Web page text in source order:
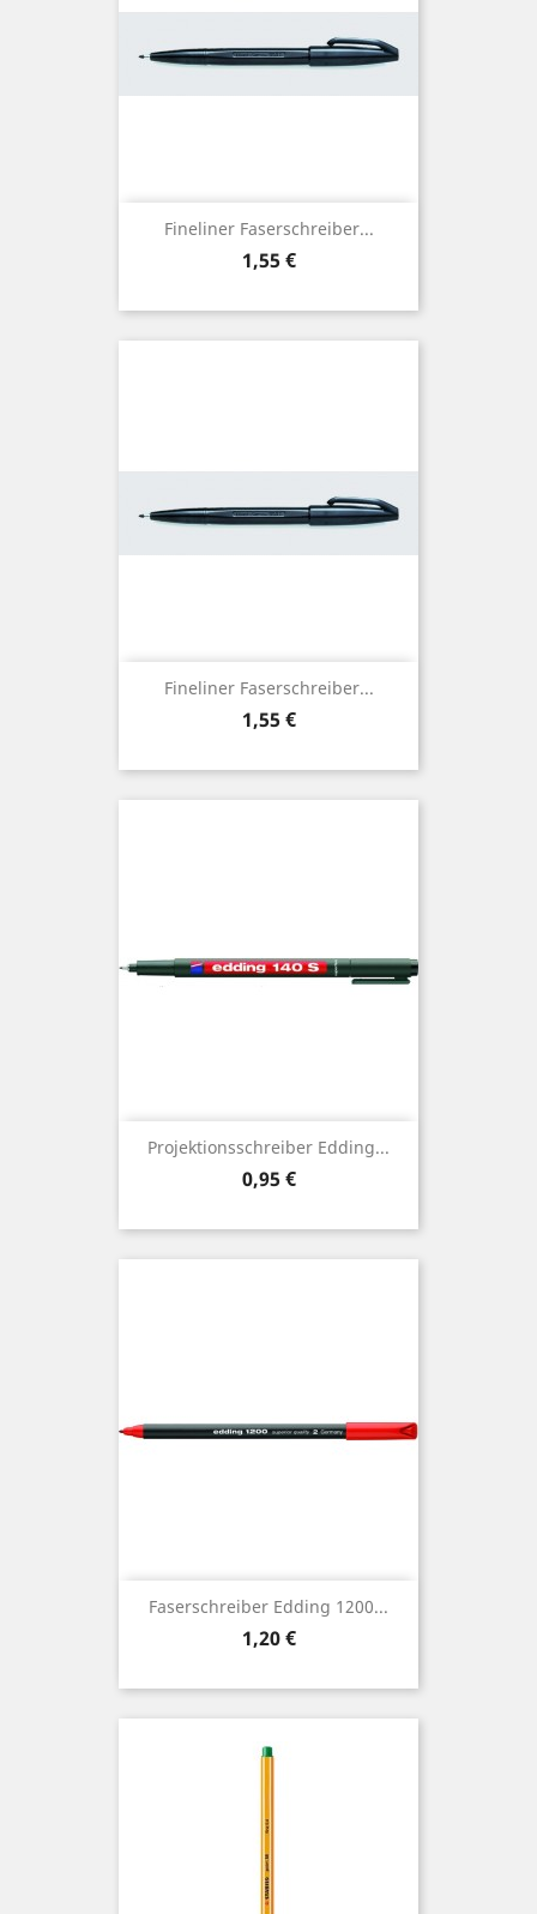
Fineliner Faserschreiber...
Preis
1,55 €
Fineliner Faserschreiber...
Preis
1,55 €
Projektionsschreiber Edding...
Preis
0,95 €
Faserschreiber Edding 1200...
Preis
1,20 €